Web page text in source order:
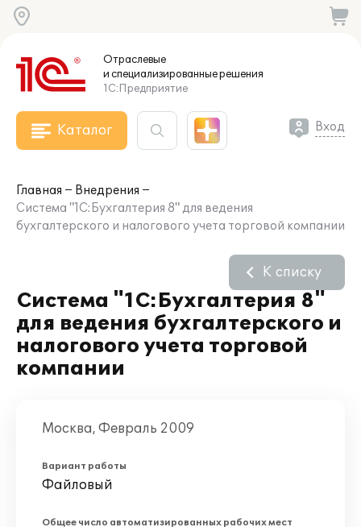
Отраслевые
и специализированныерешения
1С:Предприятие
Каталог Вход
Главная
Внедрения
Система "1С:Бухгалтерия 8" для ведения
бухгалтерского и налогового учета торговой компании
Система "1С:Бухгалтерия 8"
для ведения бухгалтерского и
налогового учета торговой
компании
К списку
Москва, Февраль 2009
Вариант работы
Файловый
Общее число автоматизированных рабочих мест